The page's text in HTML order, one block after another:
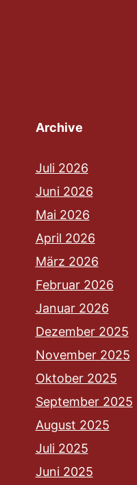
Archive
Juli 2026
Juni 2026
Mai 2026
April 2026
März 2026
Februar 2026
Januar 2026
Dezember 2025
November 2025
Oktober 2025
September 2025
August 2025
Juli 2025
Juni 2025